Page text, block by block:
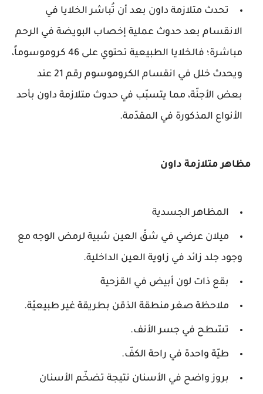
تحدث متلازمة داون بعد أن تُباشر الخلايا في
الانقسام بعد حدوث عملية إخصاب البويضة في الرحم
مباشرة؛ فالخلايا الطبيعية تحتوي على 46 كروموسوماً،
ويحدث خلل في انقسام الكروموسوم رقم 21 عند
بعض الأجنّة، مما يتسبّب في حدوث متلازمة داون بأحد
الأنواع المذكورة في المقدّمة.
مظاهر متلازمة داون
المظاهر الجسدية
ميلان عرضي في شقّ العين شبية لرمض الوجه مع
وجود جلد زائد في زاوية العين الداخلية.
بقع ذات لون أبيض في القزحية
ملاحظة صغر منطقة الذقن بطريقة غير طبيعيّة.
تسّطح في جسر الأنف.
طيّة واحدة في راحة الكفّ.
بروز واضح في الأسنان نتيجة تضخّم الأسنان